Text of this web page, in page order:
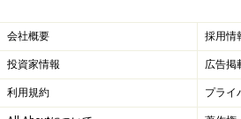
業界4位の100円ショップであるワッ
会社概要 採用情
投資家情報 広告掲
利用規約 プライ